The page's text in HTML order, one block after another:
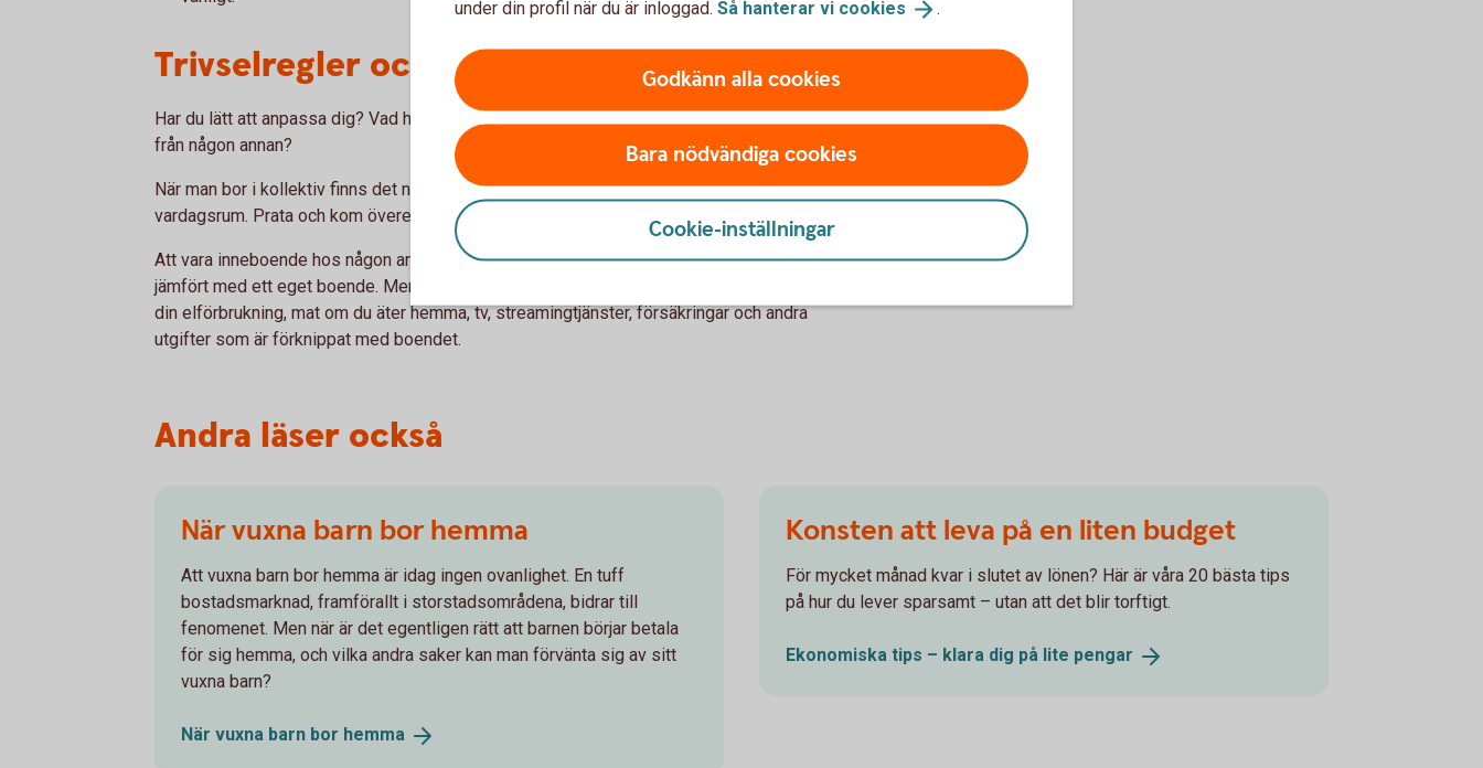
Trivselregler och förbrukning
Har du lätt att anpassa dig? Vad händer om du bjuder över vänner? Och får man ”låna” mat
från någon annan?
När man bor i kollektiv finns det normalt flera gemensamma ytor, som kök, badrum och
vardagsrum. Prata och kom överens om trivselregler, städdagar och underhåll.
Att vara inneboende hos någon annan eller kanske hemma hos föräldrar kan spara pengar
jämfört med ett eget boende. Men det kan vara lätt att glömma bort att föräldrar betalar
din elförbrukning, mat om du äter hemma, tv, streamingtjänster, försäkringar och andra
utgifter som är förknippat med boendet.
Andra läser också
När vuxna barn bor hemma
Att vuxna barn bor hemma är idag ingen ovanlighet. En tuff
bostadsmarknad, framförallt i storstadsområdena, bidrar till
fenomenet. Men när är det egentligen rätt att barnen börjar betala
för sig hemma, och vilka andra saker kan man förvänta sig av sitt
vuxna barn?
När vuxna barn bor hemma
Konsten att leva på en liten budget
För mycket månad kvar i slutet av lönen? Här är våra 20 bästa tips
på hur du lever sparsamt – utan att det blir torftigt.
Ekonomiska tips – klara dig på lite pengar
under din profil när du är inloggad. Så hanterar vi cookies .
Godkänn alla cookies
Bara nödvändiga cookies
Cookie-inställningar